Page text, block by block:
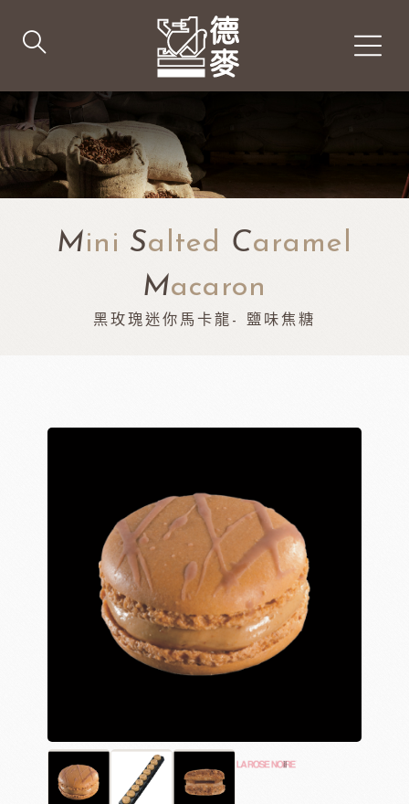
Mini Salted Caramel
Macaron
黑玫瑰迷你馬卡龍- 鹽味焦糖